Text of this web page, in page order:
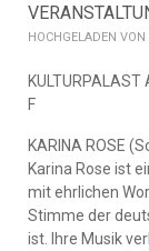
KULTURPALAST
F
KARINA ROSE
Karina Rose ist
mit ehrlichen
Stimme der
ist. Ihre Musik